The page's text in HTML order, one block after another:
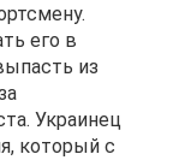
его в
из
Украинец
который с